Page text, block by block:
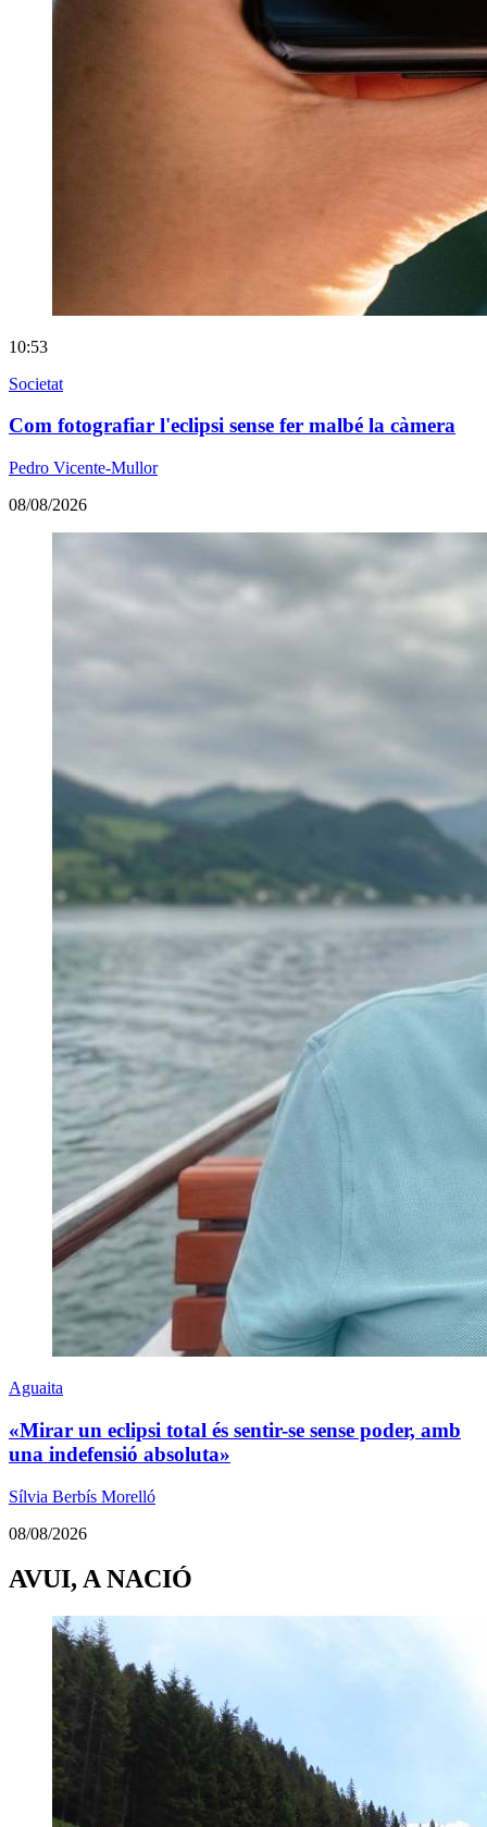
10:53
Societat
Com fotografiar l'eclipsi sense fer malbé la càmera
Pedro Vicente-Mullor
08/08/2026
Aguaita
«Mirar un eclipsi total és sentir-se sense poder, amb
una indefensió absoluta»
Sílvia Berbís Morelló
08/08/2026
AVUI, A NACIÓ